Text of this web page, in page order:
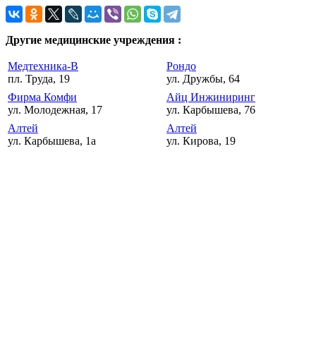
Другие медицинские учреждения :
Медтехника-В
пл. Труда, 19
Рондо
ул. Дружбы, 64
Фирма Комфи
ул. Молодежная, 17
Айц Инжиниринг
ул. Карбышева, 76
Алтей
ул. Карбышева, 1а
Алтей
ул. Кирова, 19